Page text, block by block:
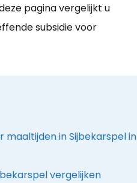
pagina vergelijkt u
subsidie voor
maaltijden in Sijbekarspel in
vergelijken